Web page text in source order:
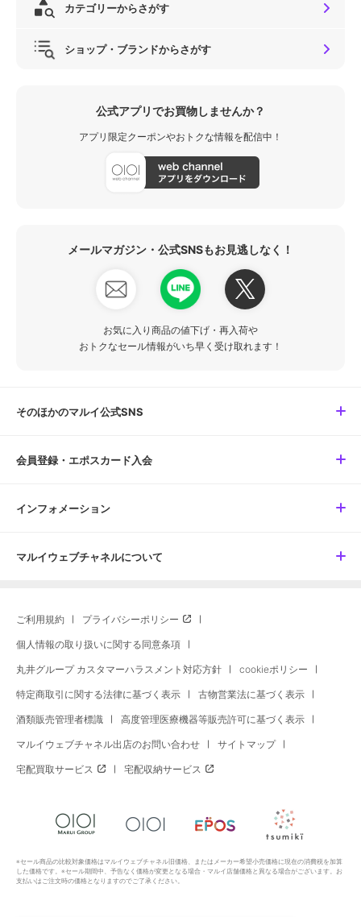
カテゴリーからさがす
ショップ・ブランドからさがす
公式アプリでお買物しませんか？
アプリ限定クーポンやおトクな情報を配信中！
メールマガジン・公式SNSもお見逃しなく！
お気に入り商品の値下げ・再入荷や
おトクなセール情報がいち早く受け取れます！
そのほかのマルイ公式SNS
会員登録・エポスカード入会
インフォメーション
マルイウェブチャネルについて
ご利用規約 プライバシーポリシー
個人情報の取り扱いに関する同意条項
丸井グループ カスタマーハラスメント対応方針 cookieポリシー
特定商取引に関する法律に基づく表示 古物営業法に基づく表示
酒類販売管理者標識 高度管理医療機器等販売許可に基づく表示
マルイウェブチャネル出店のお問い合わせ サイトマップ
宅配買取サービス 宅配収納サービス
※セール商品の比較対象価格はマルイウェブチャネル旧価格、またはメーカー希望小売価格に現在の消費税を加算
した価格です。※セール期間中、予告なく価格が変更となる場合・マルイ店舗価格と異なる場合がございます。お
支払いはご注文時の価格となりますのでご了承ください。